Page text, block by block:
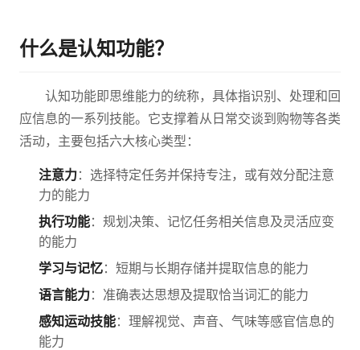
什么是认知功能？
认知功能即思维能力的统称，具体指识别、处理和回
应信息的一系列技能。它支撑着从日常交谈到购物等各类
活动，主要包括六大核心类型：
注意力：选择特定任务并保持专注，或有效分配注意
力的能力
执行功能：规划决策、记忆任务相关信息及灵活应变
的能力
学习与记忆：短期与长期存储并提取信息的能力
语言能力：准确表达思想及提取恰当词汇的能力
感知运动技能：理解视觉、声音、气味等感官信息的
能力